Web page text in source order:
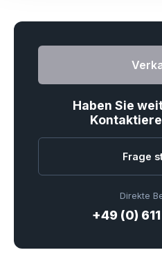
Haben Sie
Frage
Direkte
+49 (0)